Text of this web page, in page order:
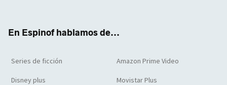
En Espinof hablamos de...
Series de ficción Amazon Prime Video
Disney plus Movistar Plus